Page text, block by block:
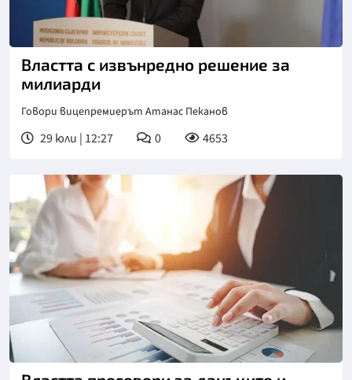
Властта с извънредно решение за
милиарди
Говори вицепремиерът Атанас Пеканов
29 юли | 12:27 0 4653